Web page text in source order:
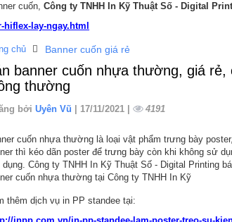
cuốn, Công ty TNHH In Kỹ Thuật Số - Digital
lay-ngay.html
chủ Banner cuốn giá rẻ
banner cuốn nhựa thường, giá
thường
bởi Uyên Vũ | 17/11/2021 | 4191
cuốn nhựa thường là loại vật phẩm trưng bày
thì kéo dãn poster để trưng bày còn khi không sử
dụng. Công ty TNHH In Kỹ Thuật Số - Digital Printing
cuốn nhựa thường tại Công ty TNHH In Kỹ
thêm dịch vụ in PP standee tại:
inpp.com.vn/in-pp-standee-lam-poster-treo-su-